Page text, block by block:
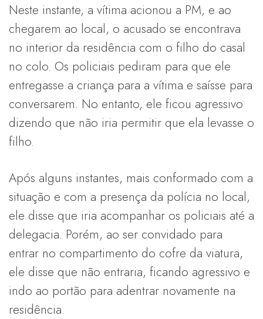
Neste instante, a vítima acionou a PM, e ao
chegarem ao local, o acusado se encontrava
no interior da residência com o filho do casal
no colo. Os policiais pediram para que ele
entregasse a criança para a vítima e saísse para
conversarem. No entanto, ele ficou agressivo
dizendo que não iria permitir que ela levasse o
filho.
Após alguns instantes, mais conformado com a
situação e com a presença da polícia no local,
ele disse que iria acompanhar os policiais até a
delegacia. Porém, ao ser convidado para
entrar no compartimento do cofre da viatura,
ele disse que não entraria, ficando agressivo e
indo ao portão para adentrar novamente na
residência.